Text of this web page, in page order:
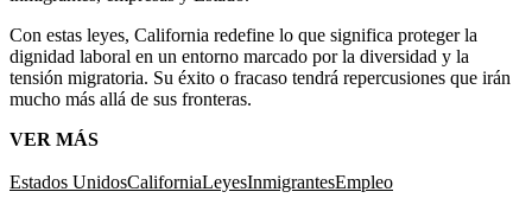
Con estas leyes, California redefine lo que significa proteger la
dignidad laboral en un entorno marcado por la diversidad y la
tensión migratoria. Su éxito o fracaso tendrá repercusiones que irán
mucho más allá de sus fronteras.
VER MÁS
Estados UnidosCaliforniaLeyesInmigrantesEmpleo